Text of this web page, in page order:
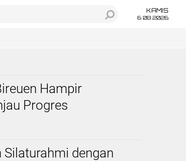
KAMIS
6 08 2026
Hampir
Progres
Silaturahmi dengan